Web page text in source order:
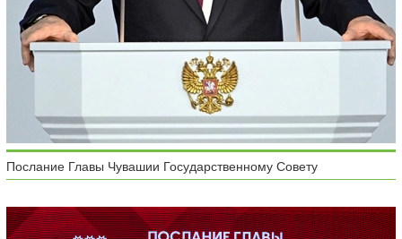
Послание Главы Чувашии Государственному Совету